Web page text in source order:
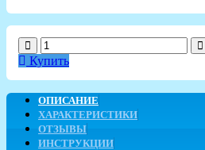
Купить
ОПИСАНИЕ
ХАРАКТЕРИСТИКИ
ОТЗЫВЫ
ИНСТРУКЦИИ